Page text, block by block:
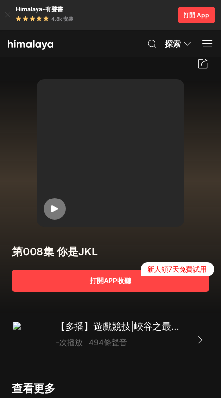
Himalaya-有聲書
4.8k 安裝
打開 App
探索
第008集 你是JKL
打開APP收聽
新人領7天免費試用
【多播】遊戲競技|峽谷之最佳輔助
-次播放 494條聲音
查看更多